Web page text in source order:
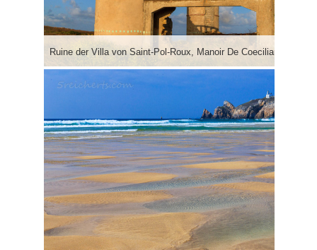
Ruine der Villa von Saint-Pol-Roux, Manoir De Coecilian